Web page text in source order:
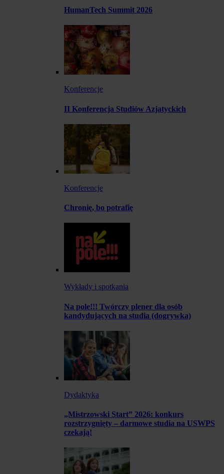
HumanTech Summit 2026
Konferencje
II Konferencja Studiów Azjatyckich
Konferencje
Chronię, bo potrafię
Wykłady i spotkania
Na pole!!! Twórczy plener dla osób
kandydujących na studia (dogrywka)
Dydaktyka
„Mistrzowski Start” 2026: konkurs
rozstrzygnięty – darmowe studia na USWPS
czekają!